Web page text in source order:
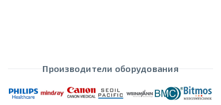
Производители оборудования